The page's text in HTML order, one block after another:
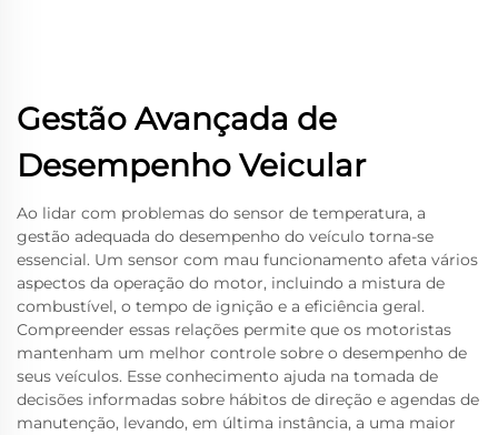
Gestão Avançada de
Desempenho Veicular
Ao lidar com problemas do sensor de temperatura, a
gestão adequada do desempenho do veículo torna-se
essencial. Um sensor com mau funcionamento afeta vários
aspectos da operação do motor, incluindo a mistura de
combustível, o tempo de ignição e a eficiência geral.
Compreender essas relações permite que os motoristas
mantenham um melhor controle sobre o desempenho de
seus veículos. Esse conhecimento ajuda na tomada de
decisões informadas sobre hábitos de direção e agendas de
manutenção, levando, em última instância, a uma maior